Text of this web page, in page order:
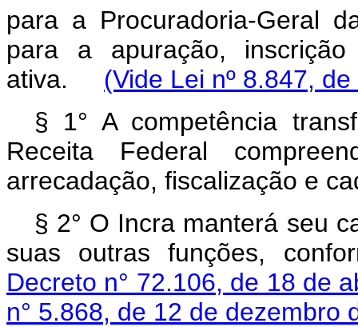
para a Procuradoria-Geral
para a apuração,
ativa. (Vide Lei nº 8.847,
§ 1° A competência
Receita Federal
arrecadação, fiscalização e
§ 2° O Incra manterá seu
suas outras funções,
Decreto n° 72.106, de 18 de
n° 5.868, de 12 de dezembro